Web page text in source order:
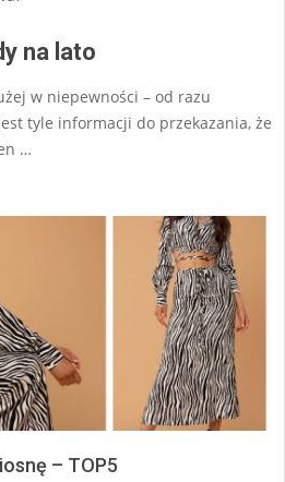
na lato
w niepewności – od razu
tyle informacji do przekazania, że
…
– TOP5